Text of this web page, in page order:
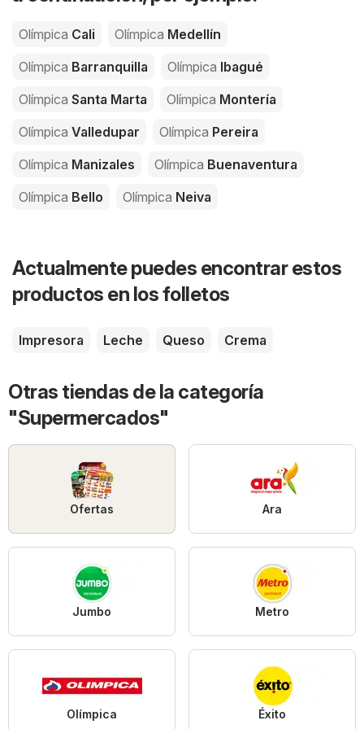
Olímpica Cali Olímpica Medellín
Olímpica Barranquilla Olímpica Ibagué
Olímpica Santa Marta Olímpica Montería
Olímpica Valledupar Olímpica Pereira
Olímpica Manizales Olímpica Buenaventura
Olímpica Bello Olímpica Neiva
Actualmente puedes encontrar estos
productos en los folletos
Impresora Leche Queso Crema
Otras tiendas de la categoría
"Supermercados"
Ofertas Ara
Jumbo Metro
Olímpica Éxito